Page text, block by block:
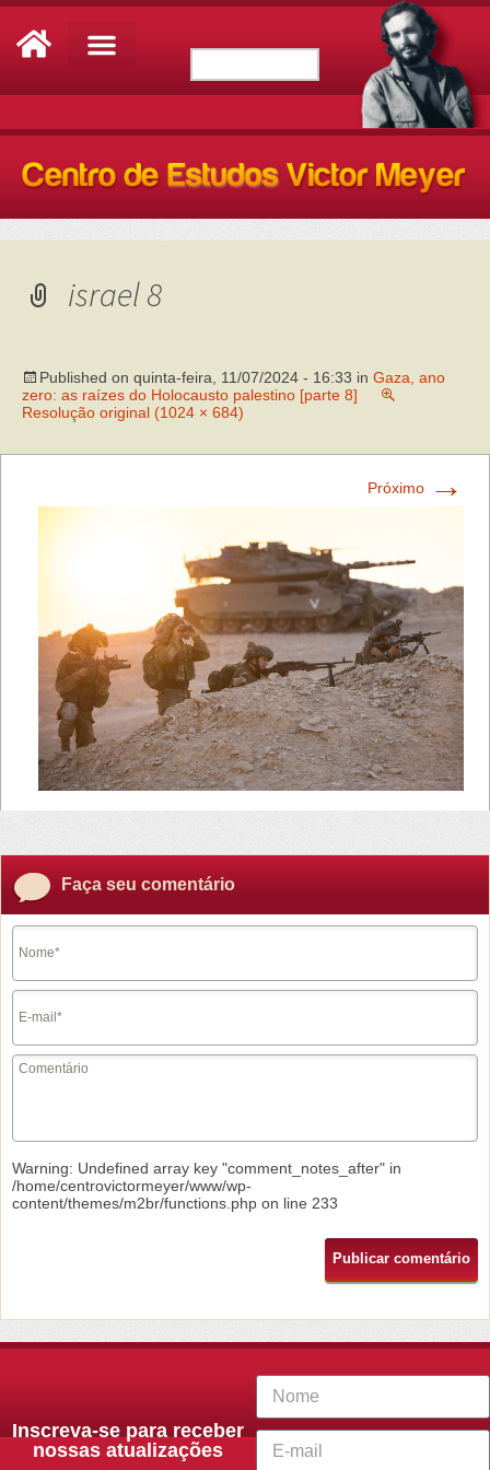
israel 8
Published on quinta-feira, 11/07/2024 - 16:33 in Gaza, ano
zero: as raízes do Holocausto palestino [parte 8]
Resolução original (1024 × 684)
Próximo →
Faça seu comentário
Warning: Undefined array key "comment_notes_after" in
/home/centrovictormeyer/www/wp-
content/themes/m2br/functions.php on line 233
Inscreva-se para receber
nossas atualizações